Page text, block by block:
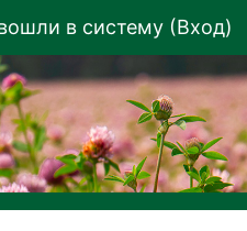
в систему (Вход)